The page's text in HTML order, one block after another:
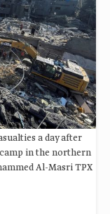
a day after
in the northern
Al-Masri TPX